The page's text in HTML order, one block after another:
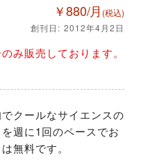
￥880/月 (税込)
創刊日: 2012年4月2日
み販売しております。
クールなサイエンスの
週に1回のペースでお
無料です。